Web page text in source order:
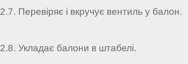
2.7. Перевіряє і вкручує вентиль у балон.
2.8. Укладає балони в штабелі.